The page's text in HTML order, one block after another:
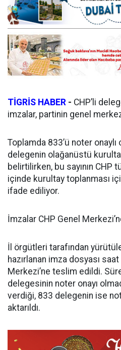
TİGRİS HABER - CHP’li
imzalar, partinin genel
Toplamda 833’ü noter
delegenin olağanüstü
belirtilirken, bu sayının CHP
içinde kurultay toplanması
ifade ediliyor.
İmzalar CHP Genel
İl örgütleri tarafından
hazırlanan imza dosyası saat
Merkezi’ne teslim edildi.
delegesinin noter onayı
verdiği, 833 delegenin ise
aktarıldı.